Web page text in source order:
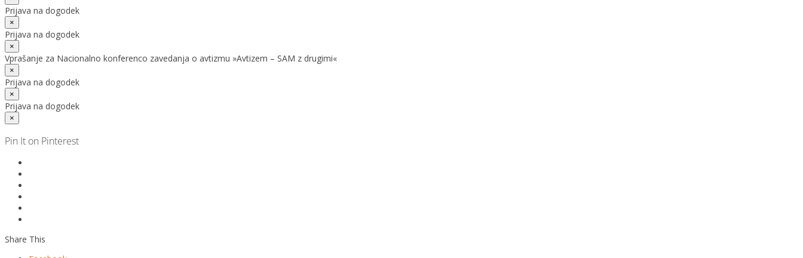
Prijava na dogodek
×
Prijava na dogodek
×
Vprašanje za Nacionalno konferenco zavedanja o avtizmu »Avtizem – SAM z drugimi«
×
Prijava na dogodek
×
Prijava na dogodek
×
Pin It on Pinterest
Share This